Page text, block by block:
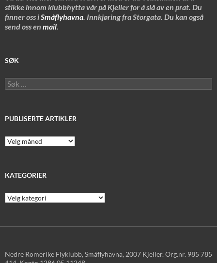
stikke innom klubbhytta vår på Kjeller for å slå av en prat. Du
finner oss iSmåflyhavna. Innkjøring fra Storgata. Du kan også
send oss en mail.
SØK
Søk
etter:
PUBLISERTE ARTIKLER
Publiserte
artikler
KATEGORIER
Kategorier
Nedre Romerike Flyklubb, Småflyhavna, 2007 Kjeller. Org.nr. 985 785